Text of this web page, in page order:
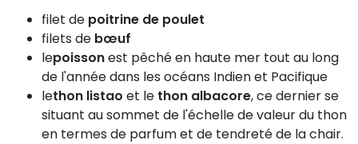
filet de poitrine de poulet
filets de bœuf
lepoissonest pêché en haute mer tout au long
de l'année dans les océans Indien et Pacifique
lethon listao et le thon albacore, ce dernier se
situant au sommet de l'échelle de valeur du thon
en termes de parfum et de tendreté de la chair.